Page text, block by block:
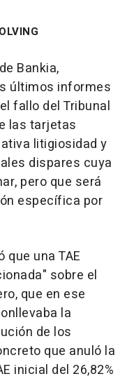
Bankia,
últimos informes
fallo del Tribunal
las tarjetas
litigiosidad y
dispares cuya
pero que será
específica por
que una TAE
sobre el
que en ese
la
de los
que anuló la
inicial del 26,82%